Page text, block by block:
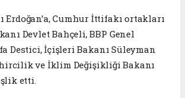
Erdoğan’a, Cumhur İttifakı ortakları
Devlet Bahçeli, BBP Genel
Destici, İçişleri Bakanı Süleyman
ve İklim Değişikliği Bakanı
etti.